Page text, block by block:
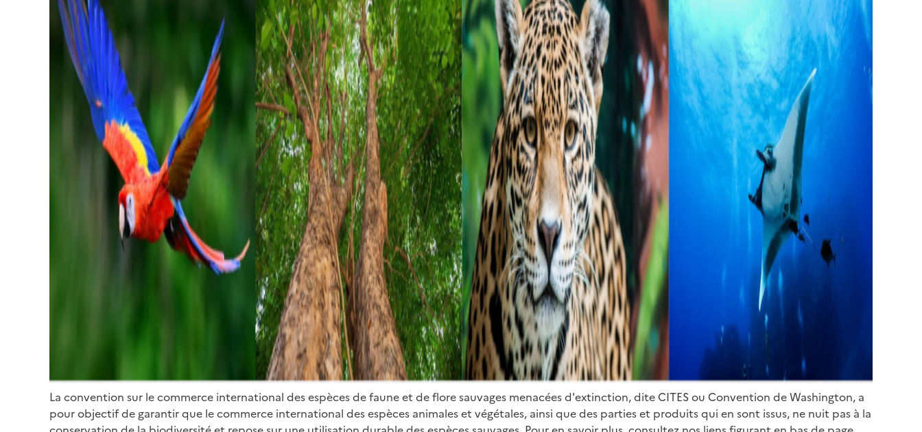
La convention sur le commerce international des espèces de faune et de flore sauvages menacées d'extinction, dite CITES ou Convention de Washington, a
pour objectif de garantir que le commerce international des espèces animales et végétales, ainsi que des parties et produits qui en sont issus, ne nuit pas à la